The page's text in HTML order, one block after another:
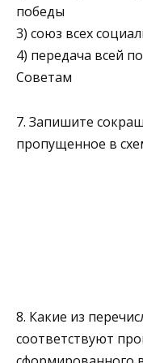
победы
3) союз всех
4) передача всей
Советам
7. Запишите
пропущенное в
8. Какие из
соответствуют